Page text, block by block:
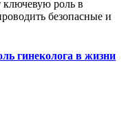
ключевую роль в
безопасные и
гинеколога в жизни